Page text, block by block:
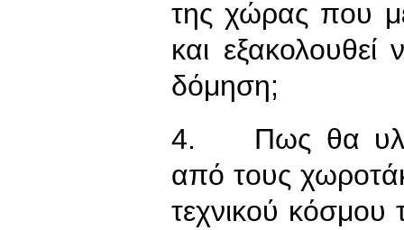
της χώρας που
και εξακολουθεί
δόμηση;
4. Πως θα
από τους
τεχνικού